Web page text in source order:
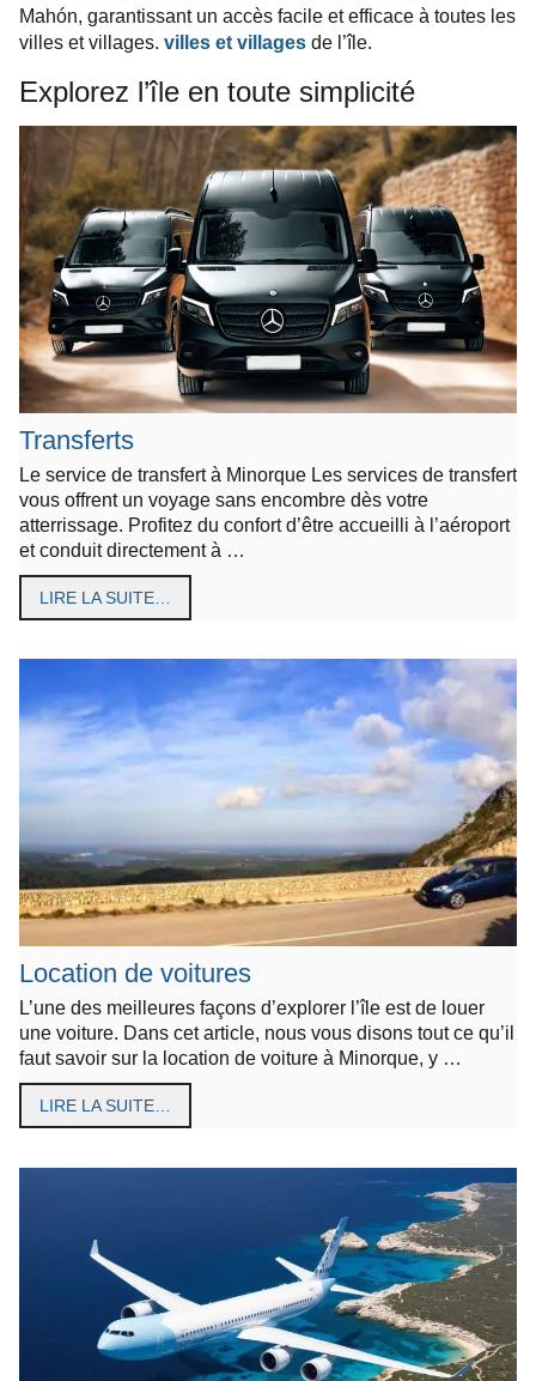
Mahón, garantissant un accès facile et efficace à toutes les
villes et villages. villes et villages de l’île.
Explorez l’île en toute simplicité
Transferts
Le service de transfert à Minorque Les services de transfert
vous offrent un voyage sans encombre dès votre
atterrissage. Profitez du confort d’être accueilli à l’aéroport
et conduit directement à …
LIRE LA SUITE…
Location de voitures
L’une des meilleures façons d’explorer l’île est de louer
une voiture. Dans cet article, nous vous disons tout ce qu’il
faut savoir sur la location de voiture à Minorque, y …
LIRE LA SUITE…